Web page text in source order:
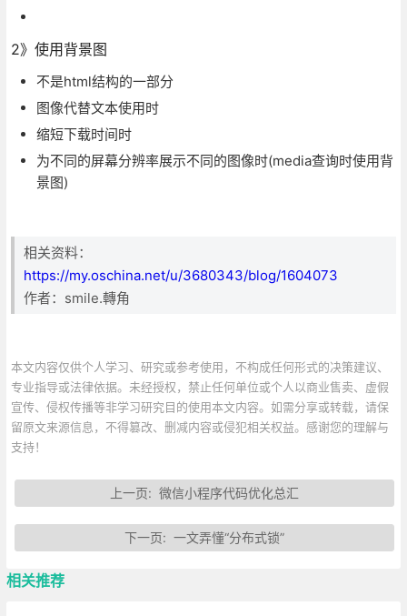
2》使用背景图
不是html结构的一部分
图像代替文本使用时
缩短下载时间时
为不同的屏幕分辨率展示不同的图像时(media查询时使用背
景图)
相关资料：
https://my.oschina.net/u/3680343/blog/1604073
作者：smile.轉角
本文内容仅供个人学习、研究或参考使用，不构成任何形式的决策建议、
专业指导或法律依据。未经授权，禁止任何单位或个人以商业售卖、虚假
宣传、侵权传播等非学习研究目的使用本文内容。如需分享或转载，请保
留原文来源信息，不得篡改、删减内容或侵犯相关权益。感谢您的理解与
支持！
上一页: 微信小程序代码优化总汇
下一页: 一文弄懂“分布式锁”
相关推荐